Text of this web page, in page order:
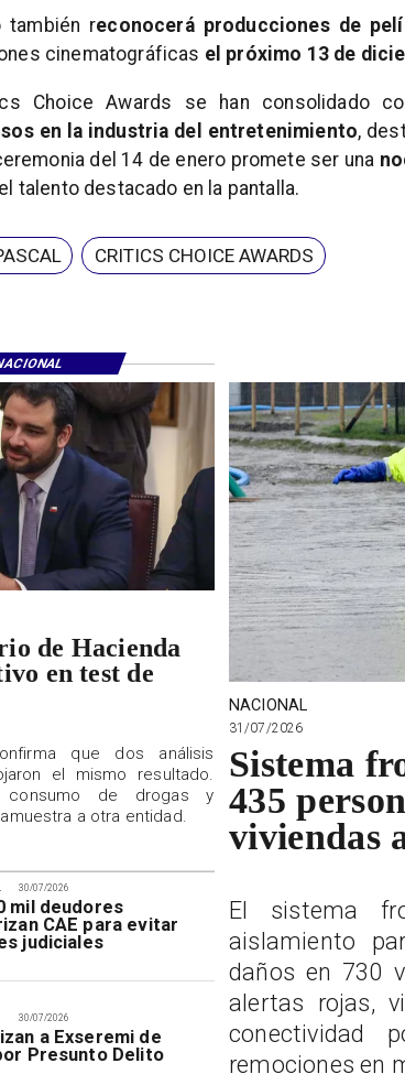
también reconocerá producciones de
cinematográficas el próximo 13 de
Choice Awards se han consolidado
en la industria del entretenimiento,
del 14 de enero promete ser una
el talento destacado en la pantalla.
CRITICS CHOICE AWARDS
30/07/2026
mil deudores
CAE para evitar
judiciales
30/07/2026
a Exseremi de
Presunto Delito
de Hacienda
en test de
que dos análisis
el mismo resultado.
consumo de drogas y
a otra entidad.
NACIONAL
31/07/2026
Sistema
435
viviendas
El sistema
aislamiento
daños en 730
alertas rojas,
conectividad
remociones en